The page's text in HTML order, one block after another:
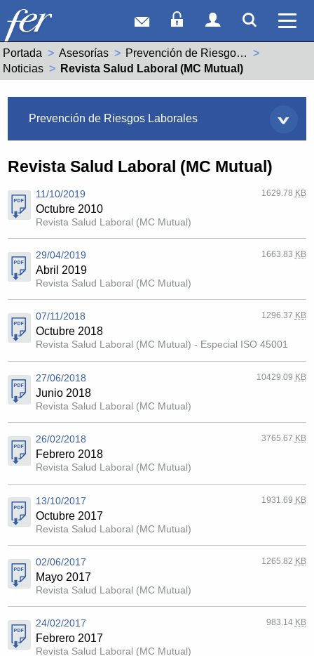
Correo webAcceso Socios
Acceso
Portada Asesorías
Prevención de Riesgos Laborales
Noticias
Actual:
Revista Salud Laboral (MC Mutual)
Prevención de Riesgos Laborales
Revista Salud Laboral (MC Mutual)
11/10/2019 1629.78 KB
Octubre 2010
Revista Salud Laboral (MC Mutual)
29/04/2019 1663.83 KB
Abril 2019
Revista Salud Laboral (MC Mutual)
07/11/2018 1296.37 KB
Octubre 2018
Revista Salud Laboral (MC Mutual) - Especial ISO 45001
27/06/2018 10429.09 KB
Junio 2018
Revista Salud Laboral (MC Mutual)
26/02/2018 3765.67 KB
Febrero 2018
Revista Salud Laboral (MC Mutual)
13/10/2017 1931.69 KB
Octubre 2017
Revista Salud Laboral (MC Mutual)
02/06/2017 1265.82 KB
Mayo 2017
Revista Salud Laboral (MC Mutual)
24/02/2017 983.14 KB
Febrero 2017
Revista Salud Laboral (MC Mutual)